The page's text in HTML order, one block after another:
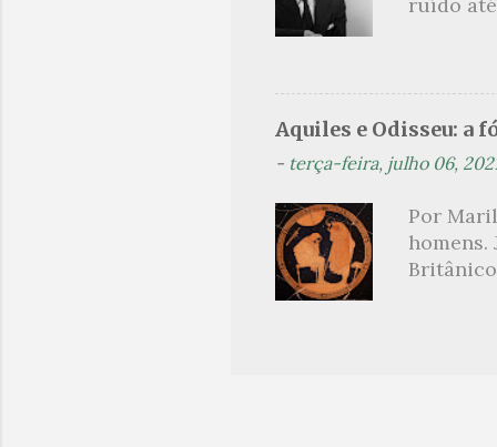
pianista,
nada
que se
conto...
Aquiles e Odisseu: a
- terça-feira, julho 06,
Por
homens.
fluxo